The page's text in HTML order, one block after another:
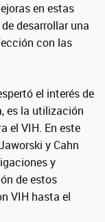
en estas
desarrollar una
con las
el interés de
es la utilización
el VIH. En este
y Cahn
y
de estos
VIH hasta el